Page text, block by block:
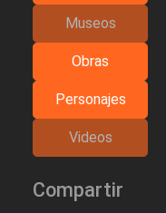
Museos
Obras
Personajes
Videos
Compartir